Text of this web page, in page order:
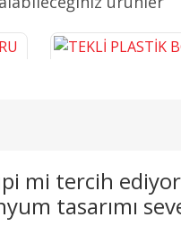
TEKLİ PLASTİK BORU
mi tercih
tasarımı